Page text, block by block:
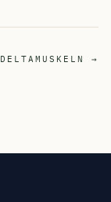
DELTAMUSKELN →